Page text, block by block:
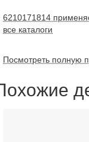
6210171814
все каталоги
Посмотреть полную